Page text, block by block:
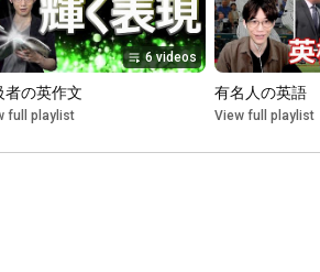
6 videos
者の英作文
full playlist
有名人の英語
View full playlist